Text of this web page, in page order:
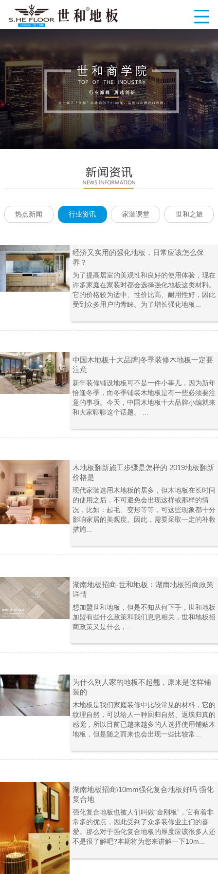
热点新闻 行业资讯 家装课堂 世和之旅
经济又实用的强化地板，日常应该怎么保
养？
为了提高居室的美观性和良好的使用体验，现在
许多家庭在家装时都会选择强化地板这类材料。
它的价格较为适中、性价比高、耐用性好，因此
受到众多用户的青睐。为了增长强化地板...
中国木地板十大品牌|冬季装修木地板一定要
注意
新年装修铺设地板可不是一件小事儿，因为新年
恰逢冬季，而冬季铺装木地板是有一些必须要注
意的事项。今天，中国木地板十大品牌小编就来
和大家聊聊这个话题。 ...
木地板翻新施工步骤是怎样的 2019地板翻新
价格是
现代家装选用木地板的居多，但木地板在长时间
的使用之后，不可避免会出现这样或那样的情
况，比如：起毛、变形等等，可这些现象都十分
影响家居的美观度。因此，需要采取一定的补救
措施...
湖南地板招商-世和地板：湖南地板招商政策
详情
想加盟世和地板，但是不知从何下手，世和地板
加盟有些什么政策和我们息息相关，世和地板招
商政策又是什么，...
为什么别人家的地板不起翘，原来是这样铺
装的
木地板是我们家庭装修中比较常见的材料，它的
纹理自然，可以给人一种回归自然、返璞归真的
感觉，所以目前已越来越多的人选择使用铺贴木
地板，但是随之而来也会出现一些比较常...
湖南地板招商\10mm强化复合地板好吗 强化
复合地
强化复合地板也被人们叫做“金刚板”，它有着非
常多的优点，因此受到了众多装修业主们的喜
爱。那么对于强化复合地板的厚度应该很多人还
不是很了解吧?本期将为您来讲解一下10m...